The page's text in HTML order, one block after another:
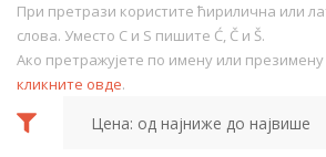
При претрази користите ћирилична или
слова. Уместо C и S пишите Ć, Č и Š.
Ако претражујете по имену или
кликните овде.